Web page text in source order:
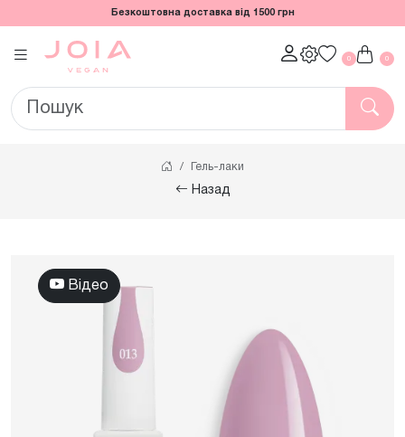
Безкоштовна доставка від 1500 грн
0 0
Гель-лаки
Назад
Відео